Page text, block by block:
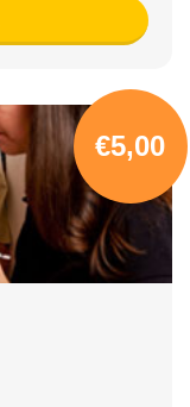
€5,00